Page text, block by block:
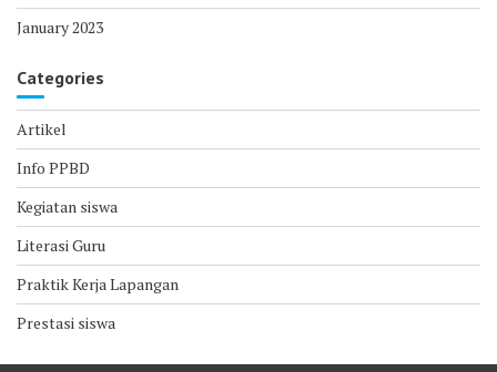
January 2023
Categories
Artikel
Info PPBD
Kegiatan siswa
Literasi Guru
Praktik Kerja Lapangan
Prestasi siswa